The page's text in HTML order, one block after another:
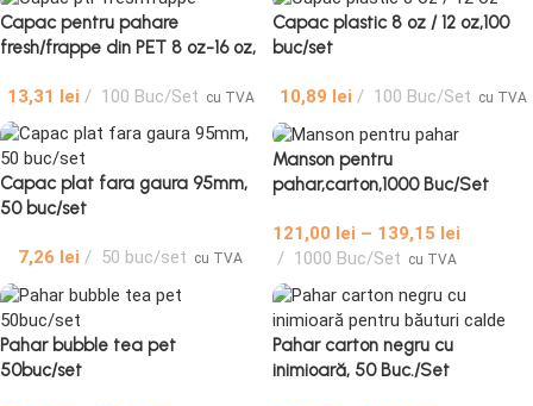
Capac pentru pahare
fresh/frappe din PET 8 oz-16 oz,
13,31 lei 100 Buc/Set cu TVA
Capac plastic 8 oz / 12 oz,100
buc/set
10,89 lei 100 Buc/Set cu TVA
Capac plat fara gaura 95mm,
50 buc/set
7,26 lei 50 buc/set cu TVA
Manson pentru
pahar,carton,1000 Buc/Set
121,00 lei – 139,15 lei
1000 Buc/Set cu TVA
Pahar bubble tea pet
50buc/set
Pahar carton negru cu
inimioară, 50 Buc./Set